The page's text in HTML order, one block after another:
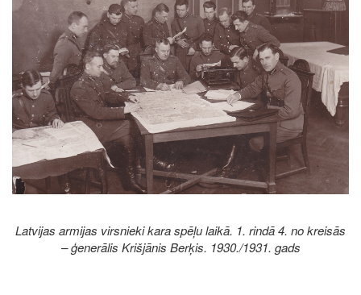
Latvijas armijas virsnieki kara spēļu laikā. 1. rindā 4. no kreisās
– ģenerālis Krišjānis Berķis. 1930./1931. gads